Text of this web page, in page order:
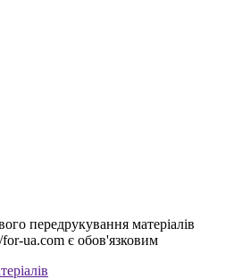
передрукування матеріалів
ua.com є обов'язковим